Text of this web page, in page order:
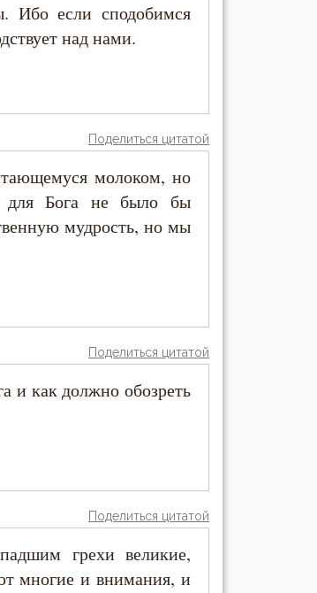
Ибо если сподобимся
над нами.
Поделиться цитатой
молоком, но
для Бога не было бы
мудрость, но мы
Поделиться цитатой
и как должно обозреть
Поделиться цитатой
грехи великие,
многие и внимания, и